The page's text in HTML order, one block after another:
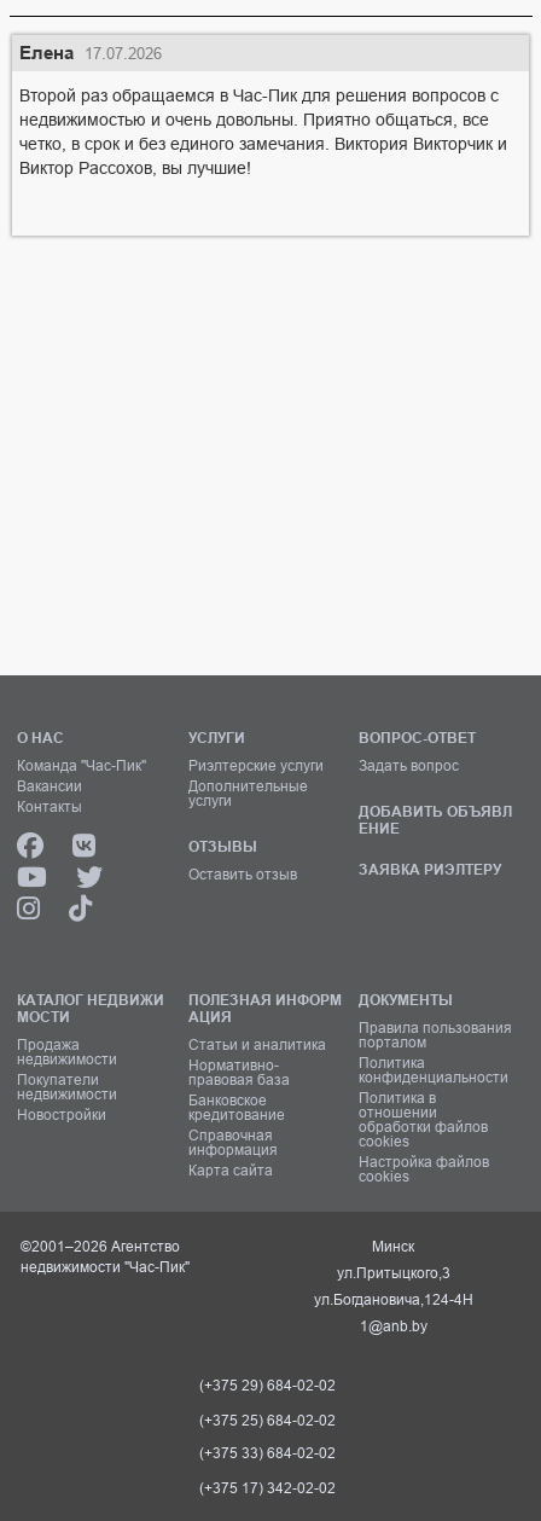
Елена 17.07.2026
Второй раз обращаемся в Час-Пик для решения вопросов с
недвижимостью и очень довольны. Приятно общаться, все
четко, в срок и без единого замечания. Виктория Викторчик и
Виктор Рассохов, вы лучшие!
О НАС
Команда "Час-Пик"
Вакансии
Контакты
УСЛУГИ
Риэлтерские услуги
Дополнительные
услуги
ОТЗЫВЫ
Оставить отзыв
ВОПРОС-ОТВЕТ
Задать вопрос
ДОБАВИТЬ ОБЪЯВЛ
ЕНИЕ
ЗАЯВКА РИЭЛТЕРУ
КАТАЛОГ НЕДВИЖИ
МОСТИ
Продажа
недвижимости
Покупатели
недвижимости
Новостройки
ПОЛЕЗНАЯ ИНФОРМ
АЦИЯ
Статьи и аналитика
Нормативно-
правовая база
Банковское
кредитование
Справочная
информация
Карта сайта
ДОКУМЕНТЫ
Правила пользования
порталом
Политика
конфиденциальности
Политика в
отношении
обработки файлов
cookies
Настройка файлов
cookies
©2001–2026 Агентство
недвижимости "Час-Пик"
Минск
ул.Притыцкого,3
ул.Богдановича,124-4Н
1@anb.by
(+375 29) 684-02-02
(+375 25) 684-02-02
(+375 33) 684-02-02
(+375 17) 342-02-02